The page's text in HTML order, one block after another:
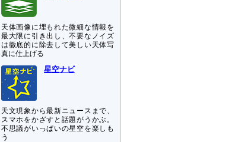
天体画像に埋もれた微細な情報を
最大限に引き出し、不要なノイズ
は徹底的に除去して美しい天体写
真に仕上げる
星空ナビ
天文現象から最新ニュースまで、
スマホをかざすと話題がうかぶ。
不思議がいっぱいの星空を楽しも
う